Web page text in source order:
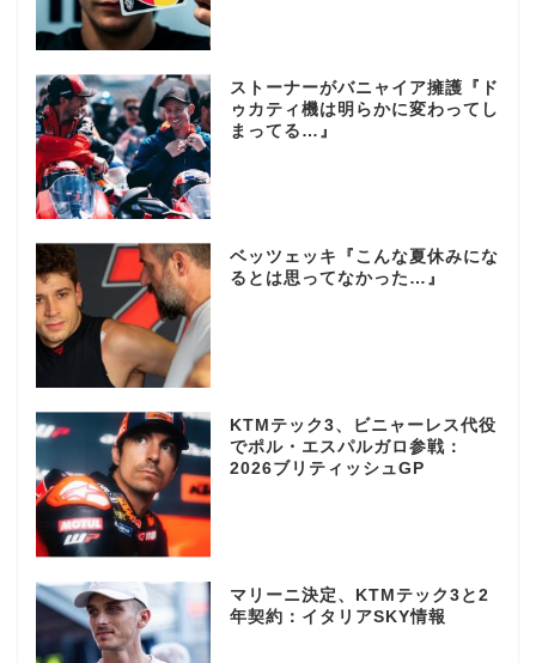
ストーナーがバニャイア擁護『ド
ゥカティ機は明らかに変わってし
まってる…』
ベッツェッキ『こんな夏休みにな
るとは思ってなかった…』
KTMテック3、ビニャーレス代役
でポル・エスパルガロ参戦：
2026ブリティッシュGP
マリーニ決定、KTMテック3と2
年契約：イタリアSKY情報